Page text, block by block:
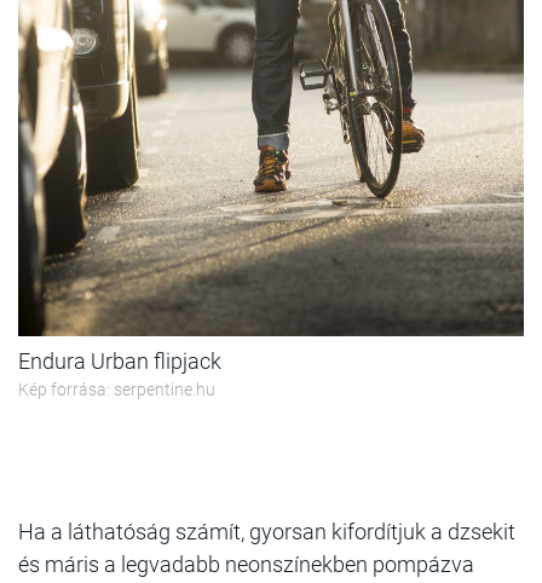
Endura Urban flipjack
Kép forrása: serpentine.hu
Ha a láthatóság számít, gyorsan kifordítjuk a dzsekit
és máris a legvadabb neonszínekben pompázva